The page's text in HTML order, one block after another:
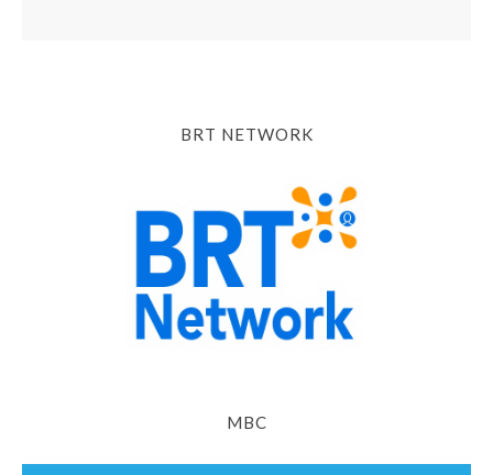
BRT NETWORK
MBC